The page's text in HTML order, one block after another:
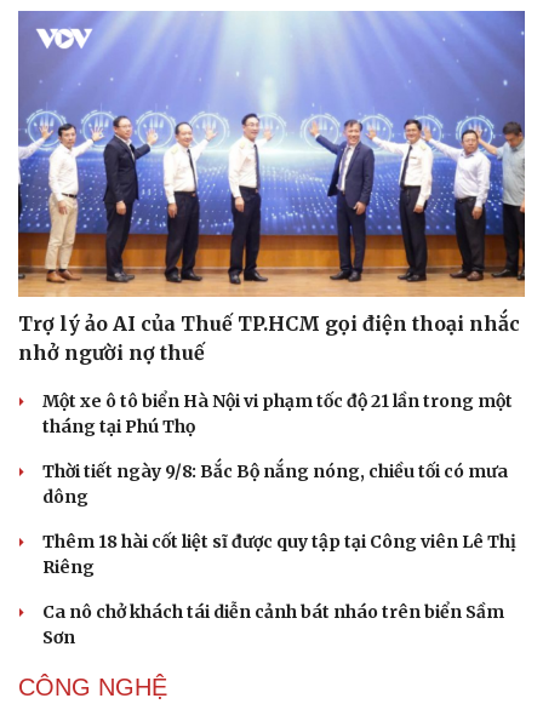
Trợ lý ảo AI của Thuế TP.HCM gọi điện thoại nhắc
nhở người nợ thuế
Một xe ô tô biển Hà Nội vi phạm tốc độ 21 lần trong một
tháng tại Phú Thọ
Thời tiết ngày 9/8: Bắc Bộ nắng nóng, chiều tối có mưa
dông
Thêm 18 hài cốt liệt sĩ được quy tập tại Công viên Lê Thị
Riêng
Ca nô chở khách tái diễn cảnh bát nháo trên biển Sầm
Sơn
CÔNG NGHỆ